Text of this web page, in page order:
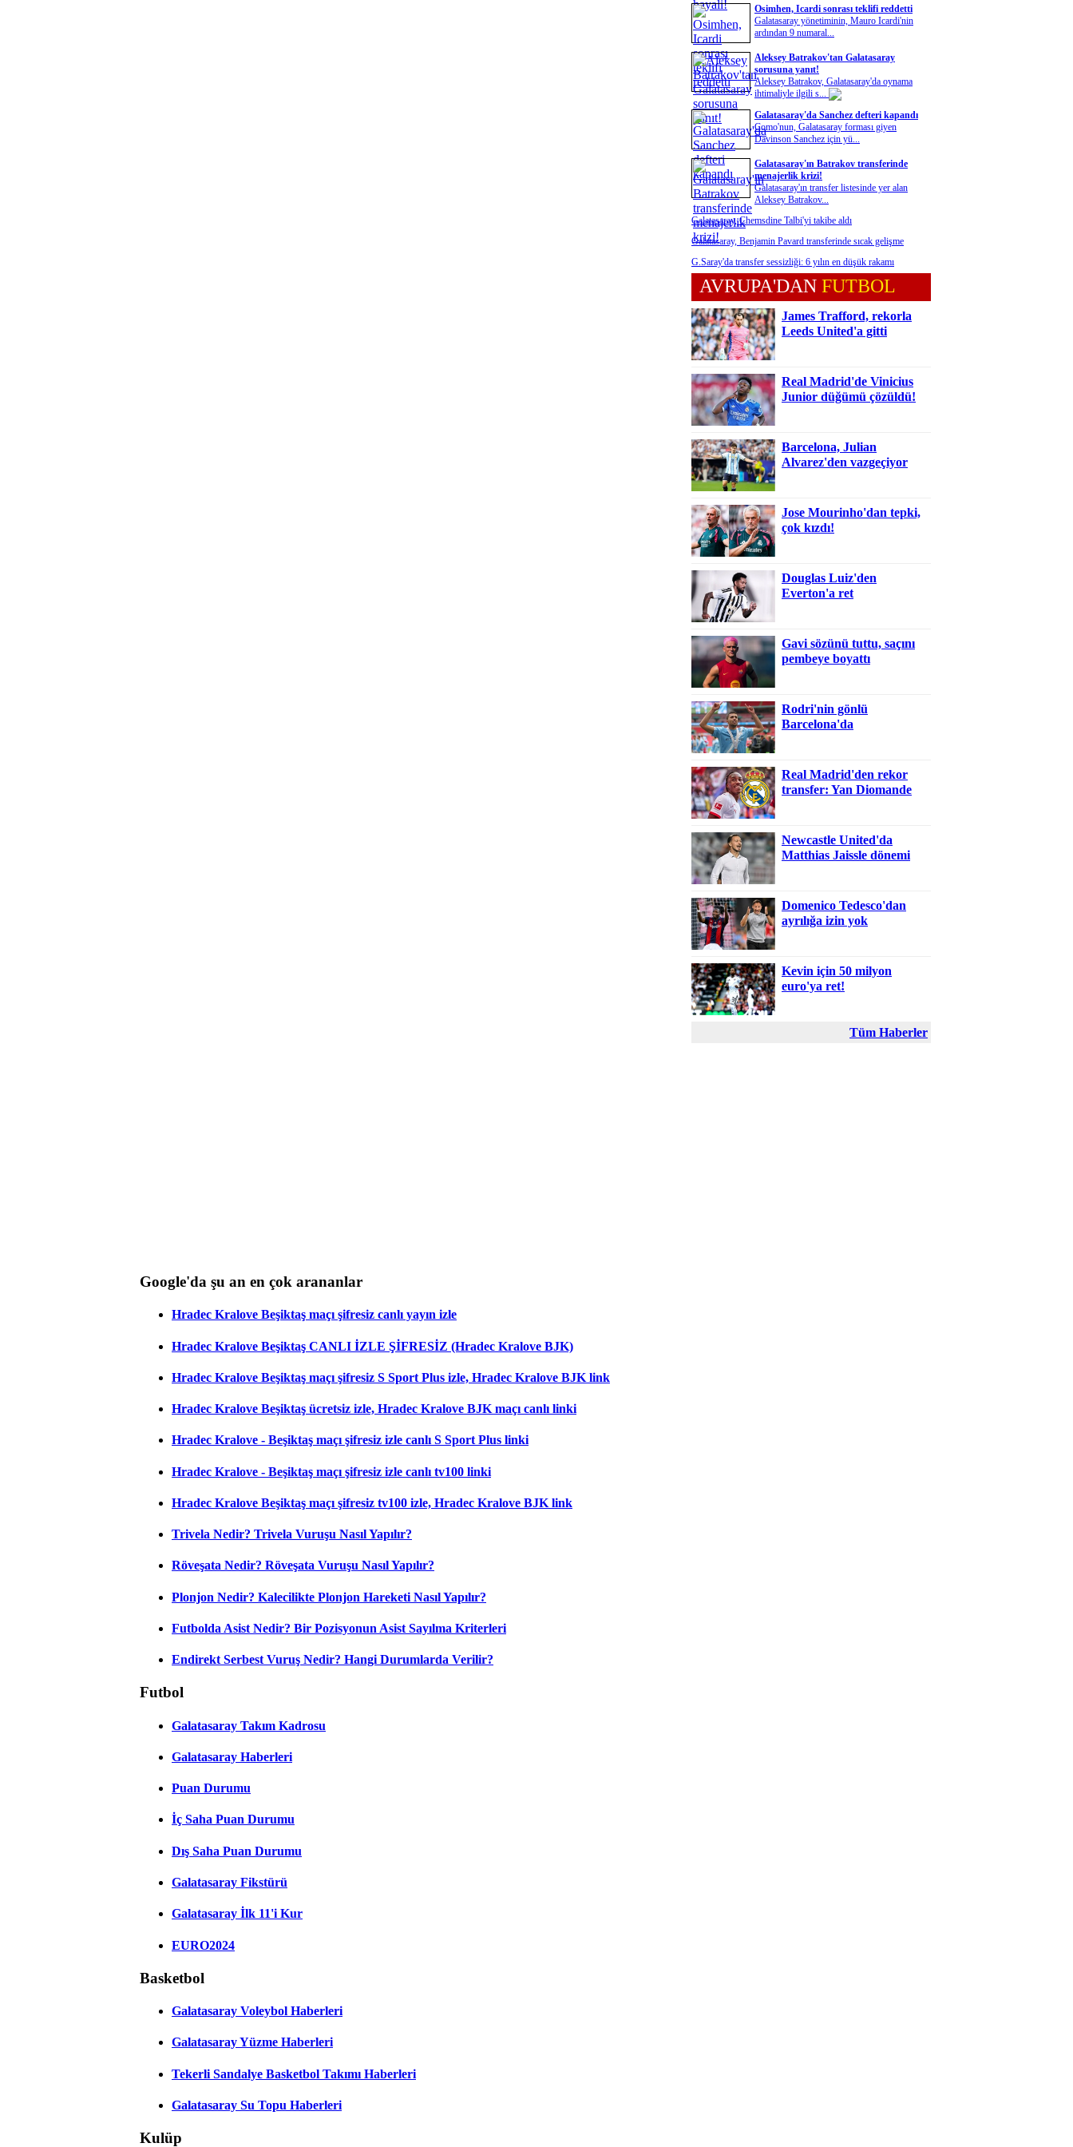
Osimhen, Icardi sonrası teklifi reddetti
Galatasaray yönetiminin, Mauro Icardi'nin
ardından 9 numaral...
Aleksey Batrakov'tan Galatasaray
sorusuna yanıt!
Aleksey Batrakov, Galatasaray'da oynama
ihtimaliyle ilgili s...
Galatasaray'da Sanchez defteri kapandı
Como'nun, Galatasaray forması giyen
Davinson Sanchez için yü...
Galatasaray'ın Batrakov transferinde
menajerlik krizi!
Galatasaray'ın transfer listesinde yer alan
Aleksey Batrakov...
Galatasaray, Chemsdine Talbi'yi takibe aldı
Galatasaray, Benjamin Pavard transferinde sıcak gelişme
G.Saray'da transfer sessizliği: 6 yılın en düşük rakamı
AVRUPA'DAN FUTBOL
James Trafford, rekorla
Leeds United'a gitti
Real Madrid'de Vinicius
Junior düğümü çözüldü!
Barcelona, Julian
Alvarez'den vazgeçiyor
Jose Mourinho'dan tepki,
çok kızdı!
Douglas Luiz'den
Everton'a ret
Gavi sözünü tuttu, saçını
pembeye boyattı
Rodri'nin gönlü
Barcelona'da
Real Madrid'den rekor
transfer: Yan Diomande
Newcastle United'da
Matthias Jaissle dönemi
Domenico Tedesco'dan
ayrılığa izin yok
Kevin için 50 milyon
euro'ya ret!
Tüm Haberler
Google'da şu an en çok arananlar
Hradec Kralove Beşiktaş maçı şifresiz canlı yayın izle
Hradec Kralove Beşiktaş CANLI İZLE ŞİFRESİZ (Hradec Kralove BJK)
Hradec Kralove Beşiktaş maçı şifresiz S Sport Plus izle, Hradec Kralove BJK link
Hradec Kralove Beşiktaş ücretsiz izle, Hradec Kralove BJK maçı canlı linki
Hradec Kralove - Beşiktaş maçı şifresiz izle canlı S Sport Plus linki
Hradec Kralove - Beşiktaş maçı şifresiz izle canlı tv100 linki
Hradec Kralove Beşiktaş maçı şifresiz tv100 izle, Hradec Kralove BJK link
Trivela Nedir? Trivela Vuruşu Nasıl Yapılır?
Röveşata Nedir? Röveşata Vuruşu Nasıl Yapılır?
Plonjon Nedir? Kalecilikte Plonjon Hareketi Nasıl Yapılır?
Futbolda Asist Nedir? Bir Pozisyonun Asist Sayılma Kriterleri
Endirekt Serbest Vuruş Nedir? Hangi Durumlarda Verilir?
Futbol
Galatasaray Takım Kadrosu
Galatasaray Haberleri
Puan Durumu
İç Saha Puan Durumu
Dış Saha Puan Durumu
Galatasaray Fikstürü
Galatasaray İlk 11'i Kur
EURO2024
Basketbol
Galatasaray Voleybol Haberleri
Galatasaray Yüzme Haberleri
Tekerli Sandalye Basketbol Takımı Haberleri
Galatasaray Su Topu Haberleri
Kulüp